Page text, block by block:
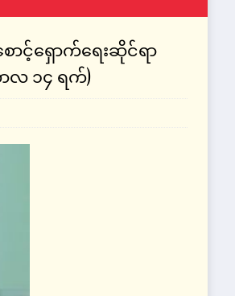
င့်ရှောက်ရေးဆိုင်ရာ
ာလ ၁၄ ရက်)